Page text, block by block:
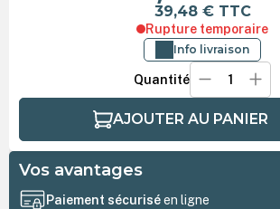
39,48 € TTC
Rupture temporaire
Info livraison
Quantité
AJOUTER AU PANIER
Vos avantages
Paiement sécuriséen ligne